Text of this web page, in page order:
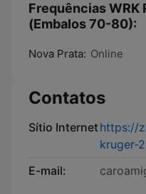
Frequências WRK
(Embalos 70-80):
Nova Prata: Online
Contatos
Sítio Internethttps://
kruger-
E-mail: